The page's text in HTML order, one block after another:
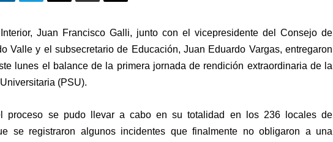
Juan Francisco Galli, junto con el vicepresidente del Consejo de
Valle y el subsecretario de Educación, Juan Eduardo Vargas, entregaron
lunes el balance de la primera jornada de rendición extraordinaria de la
(PSU).
proceso se pudo llevar a cabo en su totalidad en los 236 locales de
se registraron algunos incidentes que finalmente no obligaron a una